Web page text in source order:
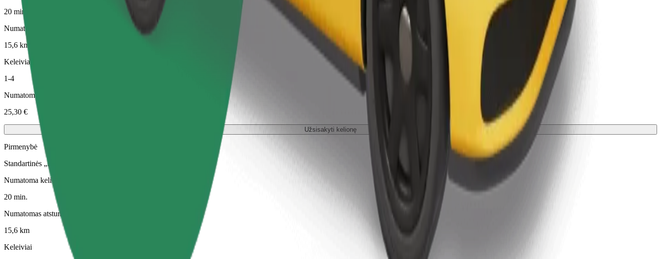
20 min.
Numatomas atstumas
15,6 km
Keleiviai
1-4
Numatoma kaina
25,30 €
Užsisakyti kelionę
Pirmenybė
Standartinės „Bolt“ kelionės su greitesniu paėmimu
Numatoma kelionės trukmė
20 min.
Numatomas atstumas
15,6 km
Keleiviai